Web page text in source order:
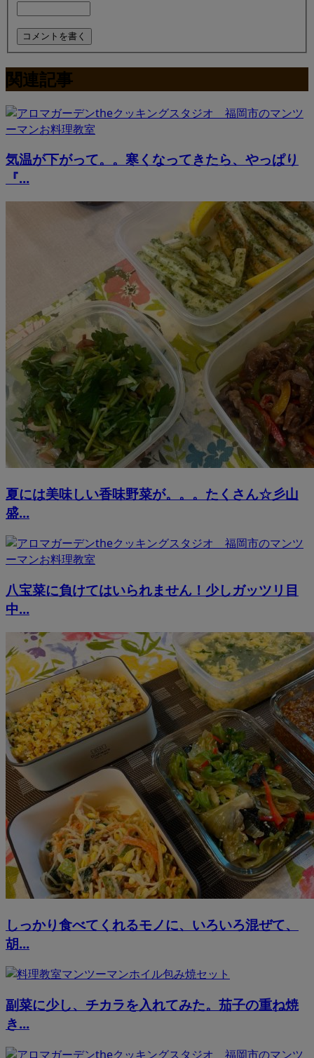
関連記事
気温が下がって。。寒くなってきたら、やっぱり
『...
夏には美味しい香味野菜が。。。たくさん☆彡山
盛...
八宝菜に負けてはいられません！少しガッツリ目
中...
しっかり食べてくれるモノに、いろいろ混ぜて、
胡...
副菜に少し、チカラを入れてみた。茄子の重ね焼
き...